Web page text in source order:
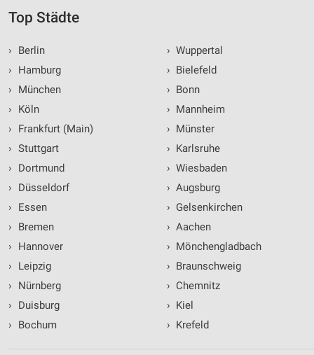
Top Städte
›
Berlin
›
Hamburg
›
München
›
Köln
›
Frankfurt (Main)
› Stuttgart
›
Dortmund
›
Düsseldorf
›
Essen
›
Bremen
›
Hannover
›
Leipzig
›
Nürnberg
›
Duisburg
›
Bochum
› Wuppertal
› Bielefeld
› Bonn
› Mannheim
› Münster
› Karlsruhe
› Wiesbaden
› Augsburg
› Gelsenkirchen
› Aachen
› Mönchengladbach
› Braunschweig
› Chemnitz
› Kiel
› Krefeld